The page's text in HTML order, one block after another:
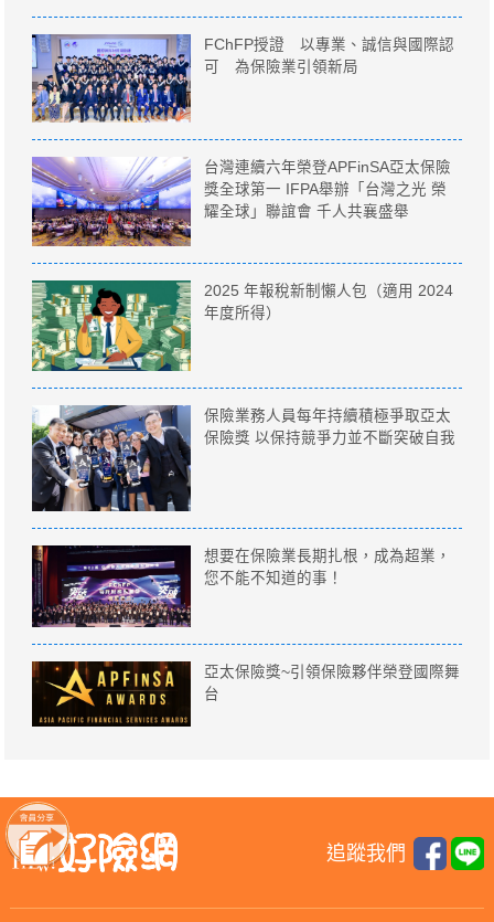
FChFP授證 以專業、誠信與國際認
可 為保險業引領新局
台灣連續六年榮登APFinSA亞太保險
獎全球第一 IFPA舉辦「台灣之光 榮
耀全球」聯誼會 千人共襄盛舉
2025 年報稅新制懶人包（適用 2024
年度所得）
保險業務人員每年持續積極爭取亞太
保險獎 以保持競爭力並不斷突破自我
想要在保險業長期扎根，成為超業，
您不能不知道的事！
亞太保險獎~引領保險夥伴榮登國際舞
台
追蹤我們